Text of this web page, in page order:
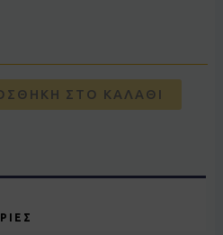
ΣΤΟ ΚΑΛΆΘΙ